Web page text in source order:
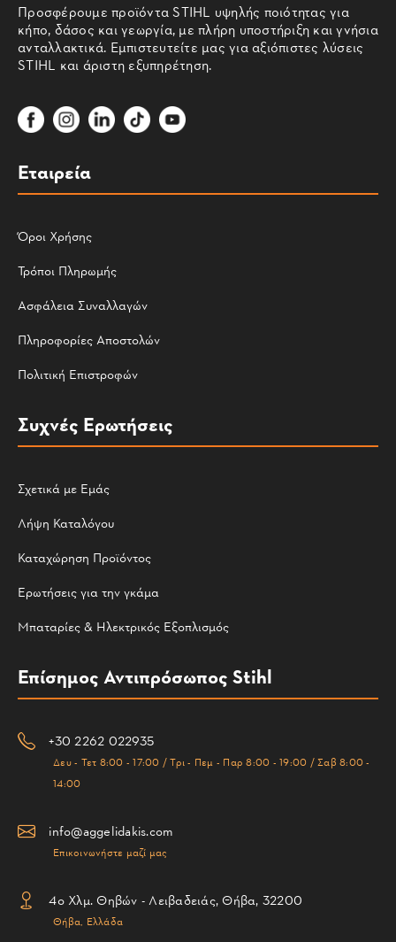
Προσφέρουμε προϊόντα STIHL υψηλής ποιότητας για
κήπο, δάσος και γεωργία, με πλήρη υποστήριξη και γνήσια
ανταλλακτικά. Εμπιστευτείτε μας για αξιόπιστες λύσεις
STIHL και άριστη εξυπηρέτηση.
Εταιρεία
Όροι Χρήσης
Τρόποι Πληρωμής
Ασφάλεια Συναλλαγών
Πληροφορίες Αποστολών
Πολιτική Επιστροφών
Συχνές Ερωτήσεις
Σχετικά με Εμάς
Λήψη Καταλόγου
Καταχώρηση Προϊόντος
Ερωτήσεις για την γκάμα
Μπαταρίες & Ηλεκτρικός Εξοπλισμός
Επίσημος Αντιπρόσωπος Stihl
+30 2262 022935
Δευ - Τετ 8:00 - 17:00 / Τρι - Πεμ - Παρ 8:00 - 19:00 / Σαβ 8:00 -
14:00
info@aggelidakis.com
Επικοινωνήστε μαζί μας
4ο Χλμ. Θηβών - Λειβαδειάς, Θήβα, 32200
Θήβα, Ελλάδα